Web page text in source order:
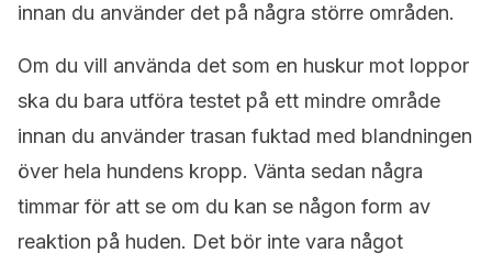
innan du använder det på några större områden.
Om du vill använda det som en huskur mot loppor
ska du bara utföra testet på ett mindre område
innan du använder trasan fuktad med blandningen
över hela hundens kropp. Vänta sedan några
timmar för att se om du kan se någon form av
reaktion på huden. Det bör inte vara något